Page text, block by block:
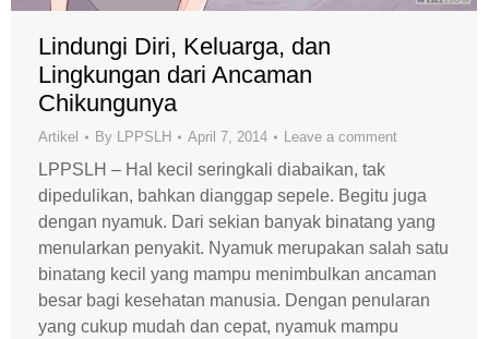
Lindungi Diri, Keluarga, dan
Lingkungan dari Ancaman
Chikungunya
Artikel By LPPSLH April 7, 2014 Leave a comment
LPPSLH – Hal kecil seringkali diabaikan, tak
dipedulikan, bahkan dianggap sepele. Begitu juga
dengan nyamuk. Dari sekian banyak binatang yang
menularkan penyakit. Nyamuk merupakan salah satu
binatang kecil yang mampu menimbulkan ancaman
besar bagi kesehatan manusia. Dengan penularan
yang cukup mudah dan cepat, nyamuk mampu